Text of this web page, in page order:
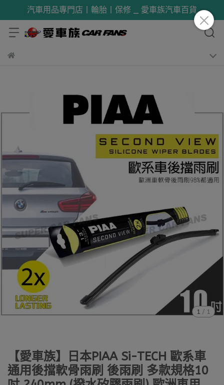
汽車用品專門店丨輪胎丨保修 _ 愛車族汽車百貨
1 / 1
【愛車族】日本PIAA Si-TECH 歐系車
通用後擋軟骨雨刷 後雨刷 多款規格10